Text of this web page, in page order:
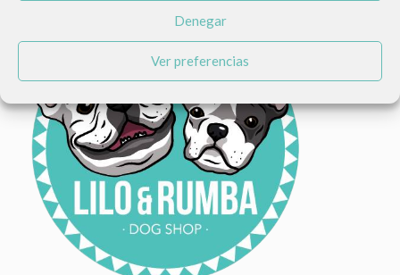
Denegar
Ver preferencias